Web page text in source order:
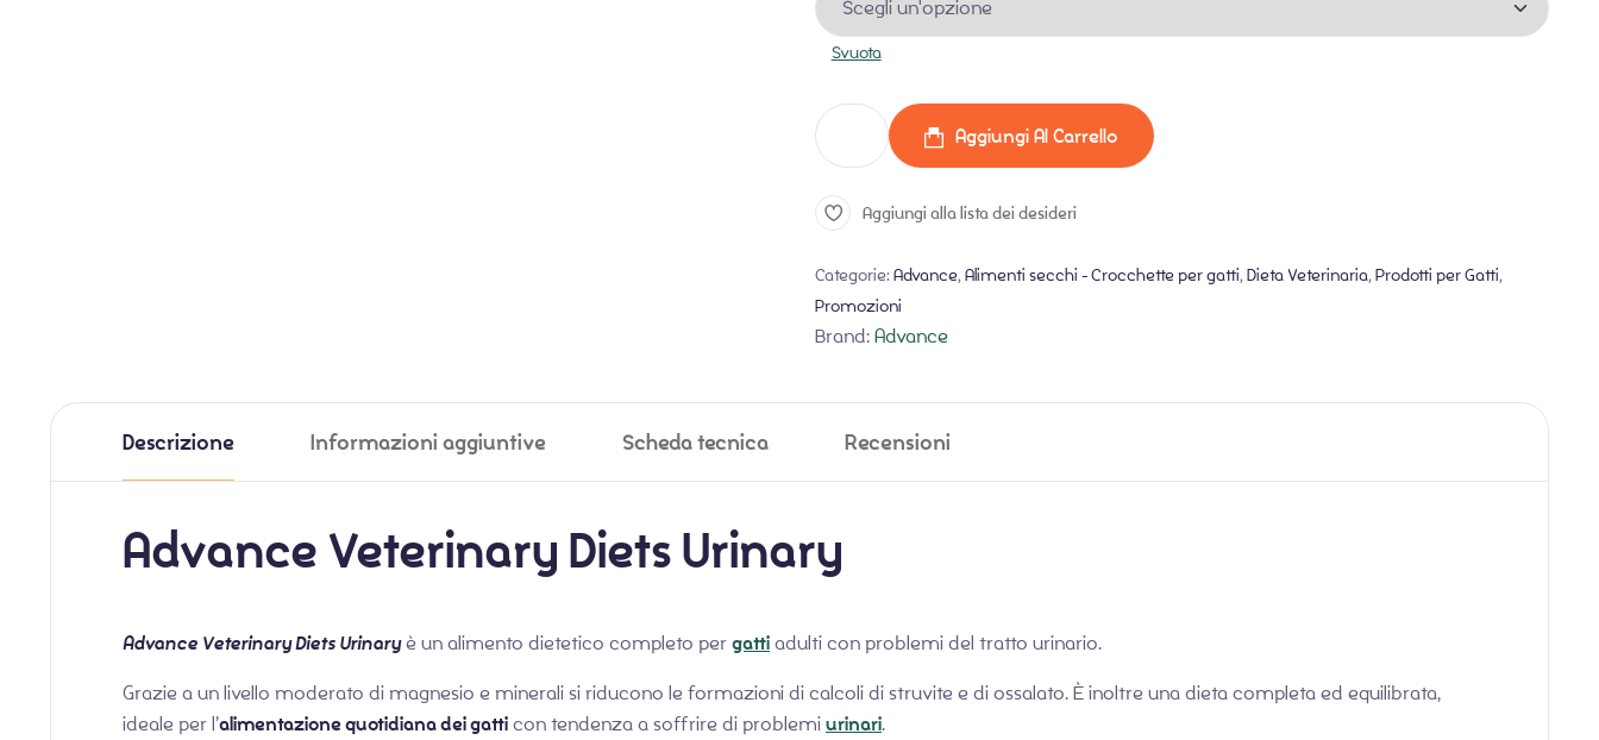
Svuota
Aggiungi Al Carrello
Aggiungi alla lista dei desideri
Categorie: Advance, Alimenti secchi - Crocchette per gatti, Dieta Veterinaria, Prodotti per Gatti,
Promozioni
Brand:Advance
Descrizione Informazioni aggiuntive Scheda tecnica Recensioni
Advance Veterinary Diets Urinary
Advance Veterinary Diets Urinaryè un alimento dietetico completo pergattiadulti con problemi del tratto urinario.
Grazie a un livello moderato di magnesio e minerali si riducono le formazioni di calcoli di struvite e di ossalato. È inoltre una dieta completa ed equilibrata,
ideale per l’alimentazione quotidiana dei gatticon tendenza a soffrire di problemiurinari.